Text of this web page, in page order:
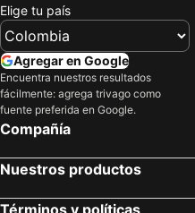
Elige tu país
Agregar en Google
Encuentra nuestros resultados
fácilmente: agrega trivago como
fuente preferida en Google.
Compañía
Nuestros productos